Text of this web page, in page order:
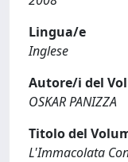
Lingua/e
Inglese
Autore/i del
OSKAR PANIZZA
Titolo del
L'Immacolata